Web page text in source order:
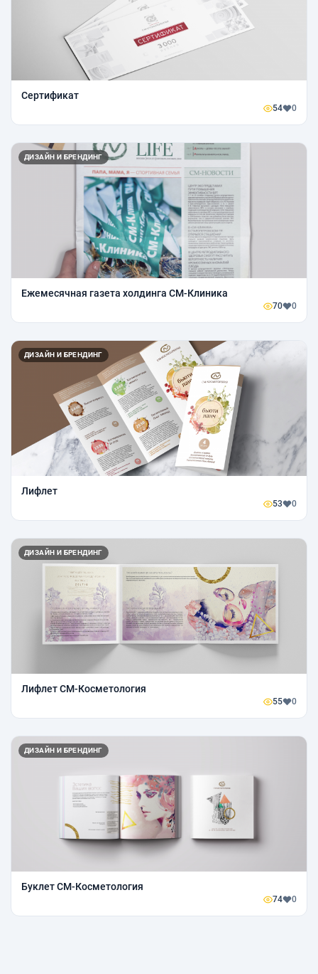
Сертификат
54 0
ДИЗАЙН И БРЕНДИНГ
Ежемесячная газета холдинга СМ-Клиника
70 0
ДИЗАЙН И БРЕНДИНГ
Лифлет
53 0
ДИЗАЙН И БРЕНДИНГ
Лифлет СМ-Косметология
55 0
ДИЗАЙН И БРЕНДИНГ
Буклет СМ-Косметология
74 0